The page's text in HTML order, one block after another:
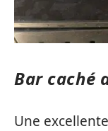
Bar caché
Une